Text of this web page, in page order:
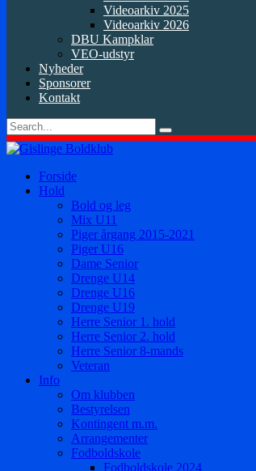
Videoarkiv 2025
Videoarkiv 2026
DBU Kampklar
VEO-udstyr
Nyheder
Sponsorer
Kontakt
Forside
Hold
Bold og leg
Mix U11
Piger årgang 2015-2021
Piger U16
Dame Senior
Drenge U14
Drenge U16
Drenge U19
Herre Senior 1. hold
Herre Senior 2. hold
Herre Senior 8-mands
Veteran
Info
Om klubben
Bestyrelsen
Kontingent m.m.
Arrangementer
Fodboldskole
Fodboldskole 2024